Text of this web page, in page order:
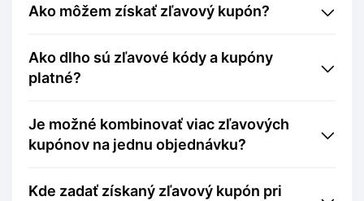
Ako môžem získať zľavový kupón?
Ako dlho sú zľavové kódy a kupóny
platné?
Je možné kombinovať viac zľavových
kupónov na jednu objednávku?
Kde zadať získaný zľavový kupón pri